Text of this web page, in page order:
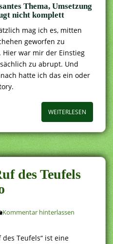
Thema, Umsetzung
nicht komplett
mag ich es, mitten
geworfen zu
Hier war mir der Einstieg
zu abrupt. Und
hatte ich das ein oder
WEITERLESEN
des Teufels
Kommentar hinterlassen
des Teufels“ ist eine